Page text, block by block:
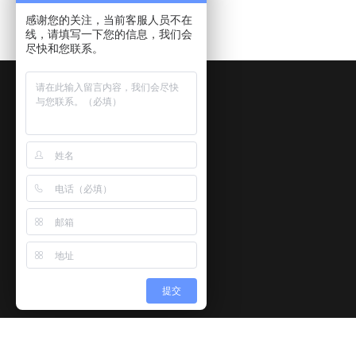
关于我们
水和废水
气和废气
感谢您的关注，当前客服人员不在
线，请填写一下您的信息，我们会
尽快和您联系。
提交